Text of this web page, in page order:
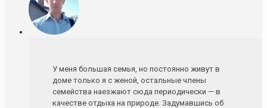
У меня большая семья, но постоянно живут в
доме только я с женой, остальные члены
семейства наезжают сюда периодически — в
качестве отдыха на природе. Задумавшись об